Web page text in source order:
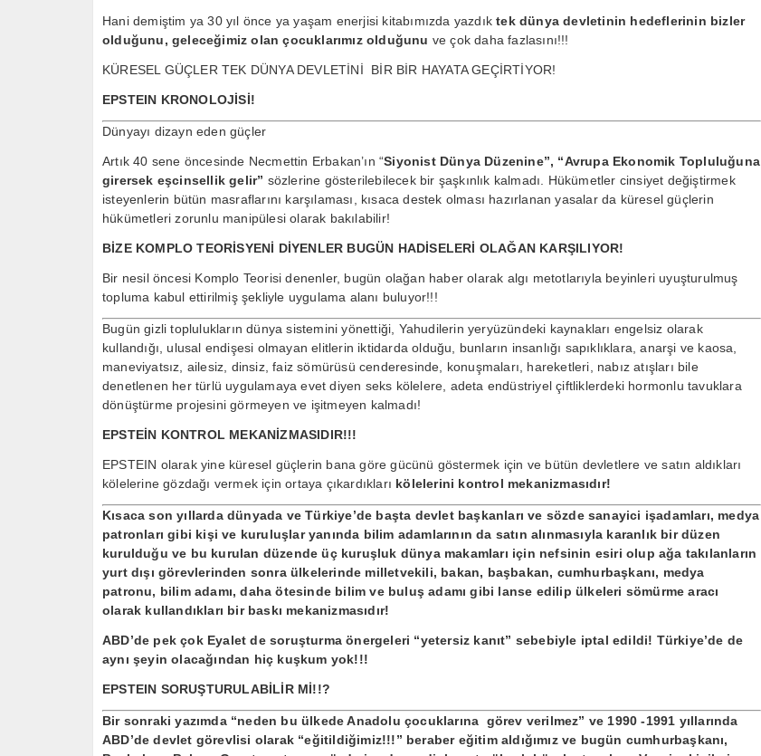
Hani demiştim ya 30 yıl önce ya yaşam enerjisi kitabımızda yazdıktek dünya devletinin hedeflerinin bizler
olduğunu, geleceğimiz olan çocuklarımız olduğunu ve çok daha fazlasını!!!
KÜRESEL GÜÇLER TEK DÜNYA DEVLETİNİ BİR BİR HAYATA GEÇİRTİYOR!
EPSTEIN KRONOLOJİSİ!
Dünyayı dizayn eden güçler
Artık 40 sene öncesinde Necmettin Erbakan’ın “Siyonist Dünya Düzenine”, “Avrupa Ekonomik Topluluğuna
girersek eşcinsellik gelir” sözlerine gösterilebilecek bir şaşkınlık kalmadı. Hükümetler cinsiyet değiştirmek
isteyenlerin bütün masraflarını karşılaması, kısaca destek olması hazırlanan yasalar da küresel güçlerin
hükümetleri zorunlu manipülesi olarak bakılabilir!
BİZE KOMPLO TEORİSYENİ DİYENLER BUGÜN HADİSELERİ OLAĞAN KARŞILIYOR!
Bir nesil öncesi Komplo Teorisi denenler, bugün olağan haber olarak algı metotlarıyla beyinleri uyuşturulmuş
topluma kabul ettirilmiş şekliyle uygulama alanı buluyor!!!
Bugün gizli toplulukların dünya sistemini yönettiği, Yahudilerin yeryüzündeki kaynakları engelsiz olarak
kullandığı, ulusal endişesi olmayan elitlerin iktidarda olduğu, bunların insanlığı sapıklıklara, anarşi ve kaosa,
maneviyatsız, ailesiz, dinsiz, faiz sömürüsü cenderesinde, konuşmaları, hareketleri, nabız atışları bile
denetlenen her türlü uygulamaya evet diyen seks kölelere, adeta endüstriyel çiftliklerdeki hormonlu tavuklara
dönüştürme projesini görmeyen ve işitmeyen kalmadı!
EPSTEİN KONTROL MEKANİZMASIDIR!!!
EPSTEIN olarak yine küresel güçlerin bana göre gücünü göstermek için ve bütün devletlere ve satın aldıkları
kölelerine gözdağı vermek için ortaya çıkardıkları kölelerini kontrol mekanizmasıdır!
Kısaca son yıllarda dünyada ve Türkiye’de başta devlet başkanları ve sözde sanayici işadamları, medya
patronları gibi kişi ve kuruluşlar yanında bilim adamlarının da satın alınmasıyla karanlık bir düzen
kurulduğu ve bu kurulan düzende üç kuruşluk dünya makamları için nefsinin esiri olup ağa takılanların
yurt dışı görevlerinden sonra ülkelerinde milletvekili, bakan, başbakan, cumhurbaşkanı, medya
patronu, bilim adamı, daha ötesinde bilim ve buluş adamı gibi lanse edilip ülkeleri sömürme aracı
olarak kullandıkları bir baskı mekanizmasıdır!
ABD’de pek çok Eyalet de soruşturma önergeleri “yetersiz kanıt” sebebiyle iptal edildi! Türkiye’de de
aynı şeyin olacağından hiç kuşkum yok!!!
EPSTEIN SORUŞTURULABİLİR Mİ!!?
Bir sonraki yazımda “neden bu ülkede Anadolu çocuklarına görev verilmez” ve1990 -1991 yıllarında
ABD’de devlet görevlisi olarak “eğitildiğimiz!!!” beraber eğitim aldığımız ve bugün cumhurbaşkanı,